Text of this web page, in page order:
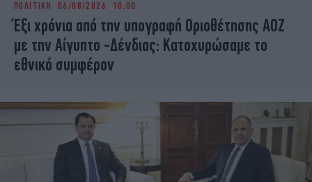
iBOOKS
OSCARS
THE OCEAN
MEDIA
ELAMEFORA
ΠΟΛΙΤΙΚΗ 06/08/2026 10:00
Έξι χρόνια από την υπογραφή Οριοθέτησης ΑΟΖ
με την Αίγυπτο -Δένδιας: Κατοχυρώσαμε το
εθνικό συμφέρον